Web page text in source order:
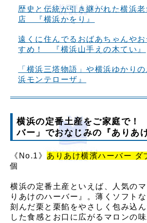
歴史と伝統が引き継がれた横浜
店 『横浜かをり』
遠くに住んでるおばあちゃんや
すめ！ 『横浜山手えの木てい』
「横浜三塔物語」や横浜ゆかり
浜モンテローザ』
横浜の定番土産をご家庭で
バー」でおなじみの『ありあけ
《No.1》 ありあけ横濱ハーバー ダ
個
横浜の定番土産といえば、人気の
りあけのハーバー』。薄くソフト
刻んだ栗と栗餡をやさしく包み込
した食感とお口に広がるマロンの